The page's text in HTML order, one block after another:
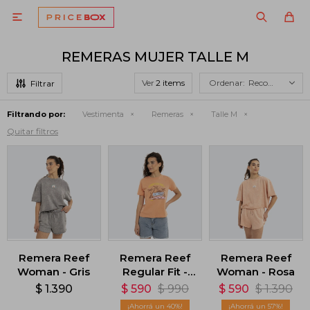

REMERAS MUJER TALLE M
Ver Recomendados
Filtrando por: Vestimenta Remeras Talle M
Quitar filtros
Remera Reef
Woman - Gris
$ 1.390
Remera Reef
Regular Fit -
Naranja
$ 590 $ 990
40
Remera Reef
Woman - Rosa
$ 590 $ 1.390
57